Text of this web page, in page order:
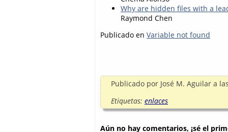
Why are hidden files with a
Raymond Chen
Publicado en Variable not found
Publicado por José M. Aguilar a
Etiquetas: enlaces
Aún no hay comentarios, ¡sé el